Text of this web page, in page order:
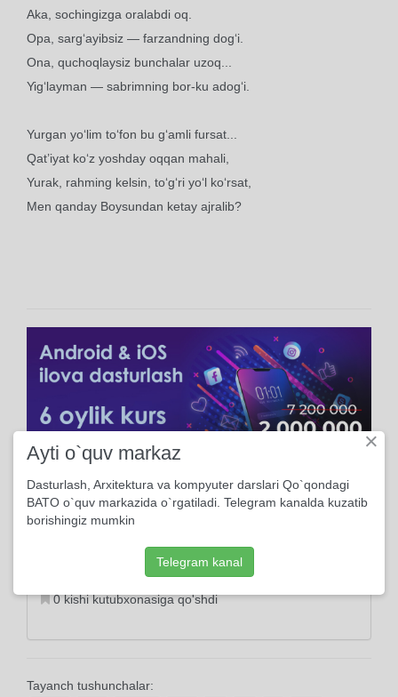
Aka, sochingizga oralabdi oq.
Opa, sarg‘ayibsiz — farzandning dog‘i.
Ona, quchoqlaysiz bunchalar uzoq...
Yig‘layman — sabrimning bor-ku adog‘i.
Yurgan yo‘lim to‘fon bu g‘amli fursat...
Qat’iyat ko‘z yoshday oqqan mahali,
Yurak, rahming kelsin, to‘g‘ri yo‘l ko‘rsat,
Men qanday Boysundan ketay ajralib?
Ma'lumot
2022, 22-Aprelda yuklangan
0 kishi kutubxonasiga qo'shdi
Tayanch tushunchalar:
×
Ayti o`quv markaz
Dasturlash, Arxitektura va kompyuter darslari Qo`qondagi
BATO o`quv markazida o`rgatiladi. Telegram kanalda kuzatib
borishingiz mumkin
Telegram kanal